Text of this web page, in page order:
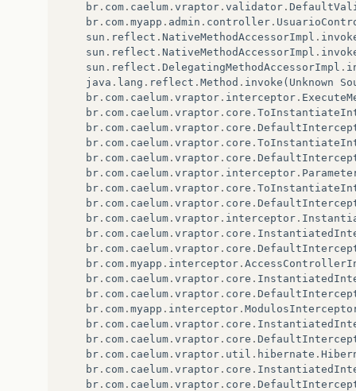
br . com . caelum . vraptor . validator .
br . com . myapp . admin . controller .
sun . reflect . NativeMethodAccessorImpl .
sun . reflect . NativeMethodAccessorImpl .
sun . reflect . DelegatingMethodAccessorImpl .
java . lang . reflect . Method . invoke ( Unknown
br . com . caelum . vraptor . interceptor .
br . com . caelum . vraptor . core .
br . com . caelum . vraptor . core .
br . com . caelum . vraptor . core .
br . com . caelum . vraptor . core .
br . com . caelum . vraptor . interceptor .
br . com . caelum . vraptor . core .
br . com . caelum . vraptor . core .
br . com . caelum . vraptor . interceptor .
br . com . caelum . vraptor . core .
br . com . caelum . vraptor . core .
br . com . myapp . interceptor .
br . com . caelum . vraptor . core .
br . com . caelum . vraptor . core .
br . com . myapp . interceptor .
br . com . caelum . vraptor . core .
br . com . caelum . vraptor . core .
br . com . caelum . vraptor . util . hibernate .
br . com . caelum . vraptor . core .
br . com . caelum . vraptor . core .